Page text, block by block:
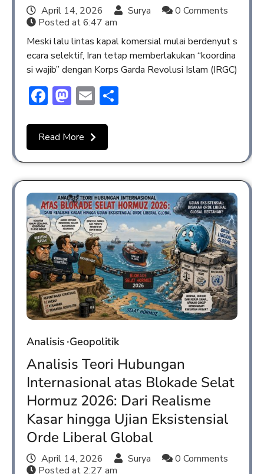
April 14, 2026 Surya
0 Comments
Posted at6:47 am
Meski lalu lintas kapal komersial mulai berdenyut s
ecara selektif, Iran tetap memberlakukan “koordina
si wajib” dengan Korps Garda Revolusi Islam (IRGC)
Facebook
Mastodon
Email
Read More
Analisis Geopolitik
Analisis Teori Hubungan
Internasional atas Blokade Selat
Hormuz 2026: Dari Realisme
Kasar hingga Ujian Eksistensial
Orde Liberal Global
April 14, 2026 Surya
0 Comments
Posted at 2:27 am